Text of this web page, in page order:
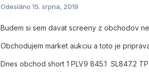
Odesláno 15. srpna, 2019
Budem si sem davat screeny z obchodov
Obchodujem market aukciu a toto je
Dnes obchod short 1 PLV9 845.1 SL847.2